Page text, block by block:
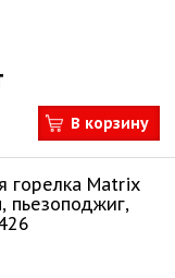
В корзину
горелка Matrix
пьезоподжиг,